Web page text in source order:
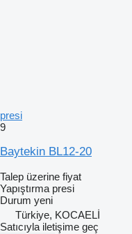
presi
9
Baytekin BL12-20
Talep üzerine fiyat
Yapıştırma presi
Durum yeni
Türkiye, KOCAELİ
Satıcıyla iletişime geç